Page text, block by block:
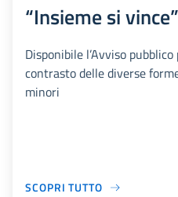
“Insieme si vince”
Disponibile l’Avviso
contrasto delle diverse
minori
SCOPRI TUTTO